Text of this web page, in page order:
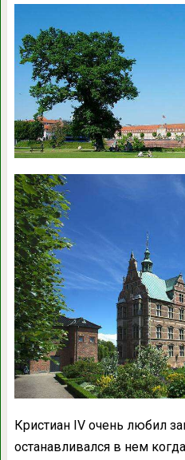
Кристиан IV очень любил
останавливался в нем